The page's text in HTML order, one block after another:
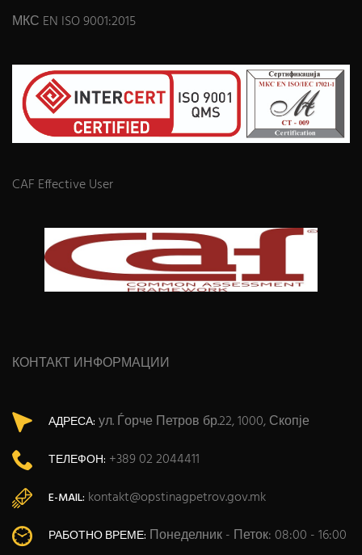
МКС EN ISO 9001:2015
CAF Effective User
КОНТАКТ ИНФОРМАЦИИ
АДРЕСА: ул. Ѓорче Петров бр.22, 1000, Скопје
ТЕЛЕФОН: +389 02 2044411
E-MAIL: kontakt@opstinagpetrov.gov.mk
РАБОТНО ВРЕМЕ: Понеделник - Петок: 08:00 - 16:00